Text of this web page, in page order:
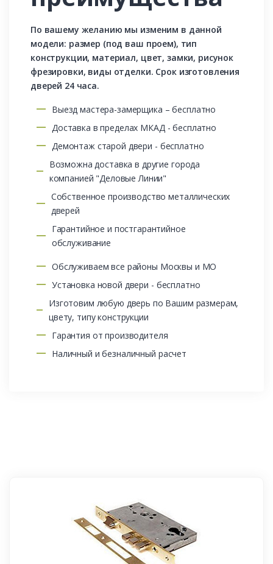
По вашему желанию мы изменим в данной
модели: размер (под ваш проем), тип
конструкции, материал, цвет, замки, рисунок
фрезировки, виды отделки. Срок изготовления
дверей 24 часа.
Выезд мастера-замерщика – бесплатно
Доставка в пределах МКАД - бесплатно
Демонтаж старой двери - бесплатно
Возможна доставка в другие города
компанией "Деловые Линии"
Собственное производство металлических
дверей
Гарантийное и постгарантийное
обслуживание
Обслуживаем все районы Москвы и МО
Установка новой двери - бесплатно
Изготовим любую дверь по Вашим размерам,
цвету, типу конструкции
Гарантия от производителя
Наличный и безналичный расчет